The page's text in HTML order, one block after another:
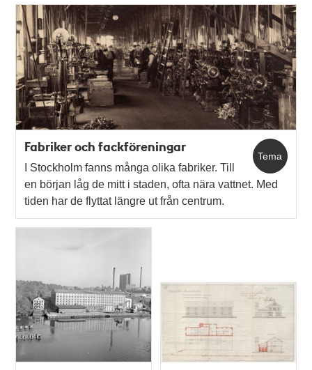
Tema
Fabriker och fackföreningar
I Stockholm fanns många olika fabriker. Till
en början låg de mitt i staden, ofta nära vattnet. Med
tiden har de flyttat längre ut från centrum.